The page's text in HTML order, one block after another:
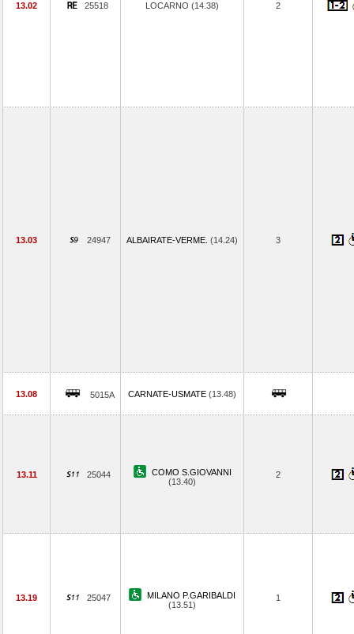
13.02 25518 LOCARNO (14.38) 2
13.03 24947 ALBAIRATE-VERME. (14.24) 3
13.08 5015A CARNATE-USMATE (13.48)
13.11 25044
COMO S.GIOVANNI
(13.40)
2
13.19 25047
MILANO P.GARIBALDI
(13.51)
1